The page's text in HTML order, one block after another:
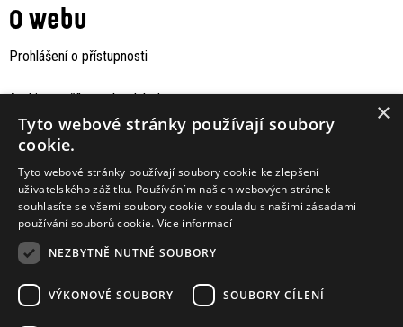
O webu
Prohlášení o přístupnosti
Archiv staršího webu Jaboku
Podporují nás
×
Tyto webové stránky používají soubory
cookie.
Tyto webové stránky používají soubory cookie ke zlepšení
uživatelského zážitku. Používáním našich webových stránek
souhlasíte se všemi soubory cookie v souladu s našimi zásadami
používání souborů cookie. Více informací
NEZBYTNĚ NUTNÉ SOUBORY
VÝKONOVÉ SOUBORY SOUBORY CÍLENÍ